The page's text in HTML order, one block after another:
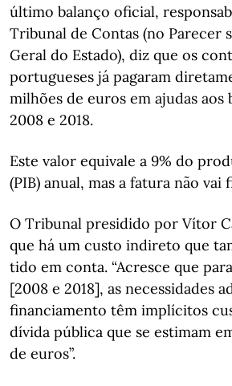
último balanço oficial,
Tribunal de Contas (no Parecer
Geral do Estado), diz que os
portugueses já pagaram
milhões de euros em ajudas aos
2008 e 2018.
Este valor equivale a 9% do
(PIB) anual, mas a fatura não vai
O Tribunal presidido por Vítor
que há um custo indireto que
tido em conta. “Acresce que
[2008 e 2018], as necessidades
financiamento têm implícitos
dívida pública que se estimam
de euros”.